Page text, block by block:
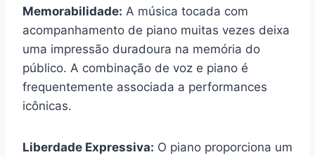
Memorabilidade: A música tocada com
acompanhamento de piano muitas vezes deixa
uma impressão duradoura na memória do
público. A combinação de voz e piano é
frequentemente associada a performances
icônicas.
Liberdade Expressiva: O piano proporciona um